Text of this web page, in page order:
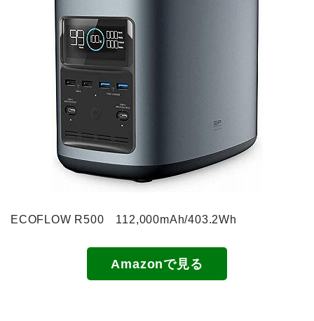
ECOFLOW R500 112,000mAh/403.2Wh
Amazonで見る